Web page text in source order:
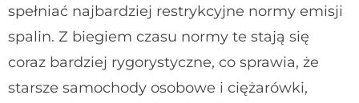
spełniać najbardziej restrykcyjne normy emisji
spalin. Z biegiem czasu normy te stają się
coraz bardziej rygorystyczne, co sprawia, że
starsze samochody osobowe i ciężarówki,